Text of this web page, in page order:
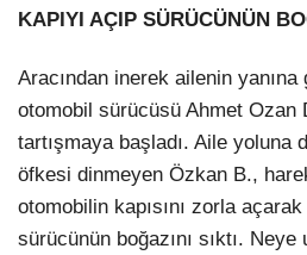
KAPIYI AÇIP SÜRÜCÜNÜN
Aracından inerek ailenin yanına
otomobil sürücüsü Ahmet Ozan
tartışmaya başladı. Aile yoluna
öfkesi dinmeyen Özkan B.,
otomobilin kapısını zorla
sürücünün boğazını sıktı. Neye